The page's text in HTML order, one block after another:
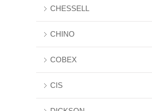
CHESSELL
CHINO
COBEX
CIS